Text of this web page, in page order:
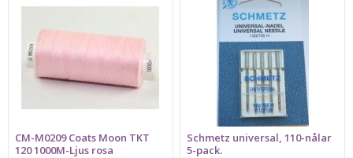
CM-M0209 Coats Moon TKT
120 1000M-Ljus rosa
Schmetz universal, 110-nålar
5-pack.